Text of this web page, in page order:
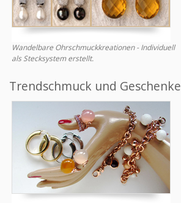
Wandelbare Ohrschmuckkreationen - Individuell
als Stecksystem erstellt.
Trendschmuck und Geschenke